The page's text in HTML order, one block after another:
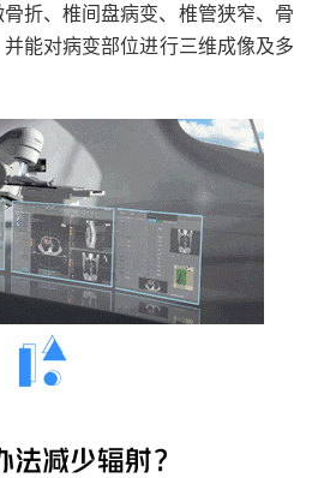
折、椎间盘病变、椎管狭窄、骨
能对病变部位进行三维成像及多